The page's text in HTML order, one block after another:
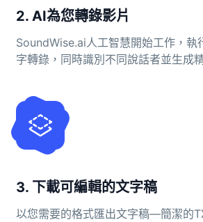
2. AI為您轉錄影片
SoundWise.ai人工智慧開始工作，執
字轉錄，同時識別不同說話者並生成
3. 下載可編輯的文字稿
以您需要的格式匯出文字稿—簡潔的